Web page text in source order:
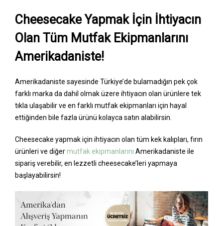
Cheesecake Yapmak İçin İhtiyacın
Olan Tüm Mutfak Ekipmanlarını
Amerikadaniste!
Amerikadaniste sayesinde Türkiye’de bulamadığın pek çok
farklı marka da dahil olmak üzere ihtiyacın olan ürünlere tek
tıkla ulaşabilir ve en farklı mutfak ekipmanları için hayal
ettiğinden bile fazla ürünü kolayca satın alabilirsin.
Cheesecake yapmak için ihtiyacın olan tüm kek kalıpları, fırın
ürünleri ve diğermutfak ekipmanlarını Amerikadaniste ile
sipariş verebilir, en lezzetli cheesecake’leri yapmaya
başlayabilirsin!